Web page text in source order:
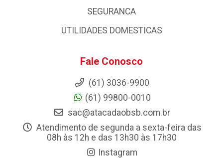
SEGURANCA
UTILIDADES DOMESTICAS
Fale Conosco
(61) 3036-9900
(61) 99800-0010
sac@atacadaobsb.com.br
Atendimento de segunda a sexta-feira das
08h às 12h e das 13h30 às 17h30
Instagram